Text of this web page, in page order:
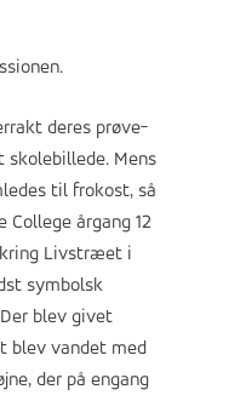
deres prøve-
skolebillede. Mens
til frokost, så
College årgang 12
Livstræet i
symbolsk
blev givet
blev vandet med
der på engang